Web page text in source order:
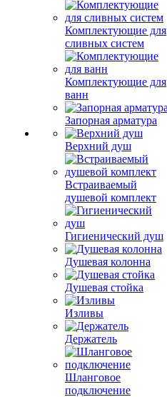
Комплектующие для
сливных систем
Комплектующие для
ванн
Запорная арматура
Верхний душ
Встраиваемый
душевой комплект
Гигиенический душ
Душевая колонна
Душевая стойка
Изливы
Держатель
Шланговое
подключение